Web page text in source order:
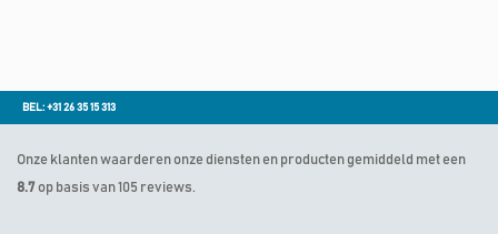
BEL: +31 26 35 15 313
Onze klanten waarderen onze diensten en producten gemiddeld met een
8.7 op basis van 105 reviews.